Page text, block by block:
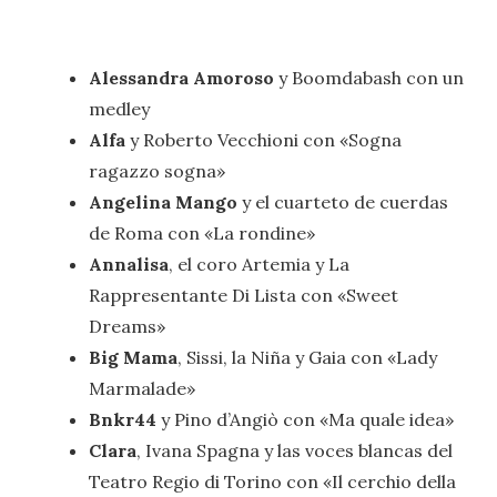
Alessandra Amoroso y Boomdabash con un
medley
Alfa y Roberto Vecchioni con «Sogna
ragazzo sogna»
Angelina Mango y el cuarteto de cuerdas
de Roma con «La rondine»
Annalisa, el coro Artemia y La
Rappresentante Di Lista con «Sweet
Dreams»
Big Mama, Sissi, la Niña y Gaia con «Lady
Marmalade»
Bnkr44 y Pino d’Angiò con «Ma quale idea»
Clara, Ivana Spagna y las voces blancas del
Teatro Regio di Torino con «Il cerchio della